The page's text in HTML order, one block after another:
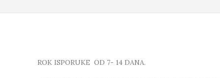
ROK ISPORUKE OD 7- 14 DANA.